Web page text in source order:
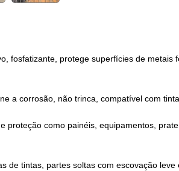
fosfatizante, protege superfícies de
a corrosão, não trinca, compatível com
proteção como painéis, equipamentos,
de tintas, partes soltas com escovação